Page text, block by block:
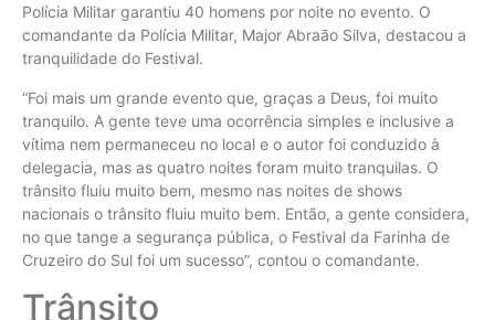
Polícia Militar garantiu 40 homens por noite no evento. O
comandante da Polícia Militar, Major Abraão Silva, destacou a
tranquilidade do Festival.
“Foi mais um grande evento que, graças a Deus, foi muito
tranquilo. A gente teve uma ocorrência simples e inclusive a
vítima nem permaneceu no local e o autor foi conduzido à
delegacia, mas as quatro noites foram muito tranquilas. O
trânsito fluiu muito bem, mesmo nas noites de shows
nacionais o trânsito fluiu muito bem. Então, a gente considera,
no que tange a segurança pública, o Festival da Farinha de
Cruzeiro do Sul foi um sucesso”, contou o comandante.
Trânsito